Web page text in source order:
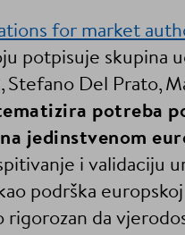
for market
potpisuje skupina
Stefano Del Prato,
potreba
jedinstvenom
i validaciju
podrška
rigorozan da